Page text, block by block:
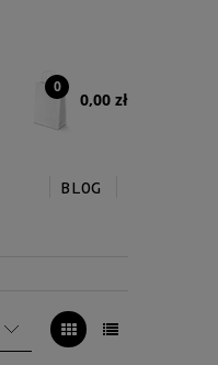
0,00 zł
0
BLOG